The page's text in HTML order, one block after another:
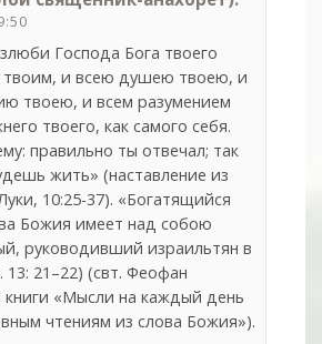
Господа Бога твоего
твоим, и всею душею твоею, и
твоею, и всем разумением
твоего, как самого себя.
правильно ты отвечал; так
жить» (наставление из
10:25-37). «Богатящийся
Божия имеет над собою
руководивший израильтян в
13: 21–22) (свт. Феофан
книги «Мысли на каждый день
чтениям из слова Божия»).